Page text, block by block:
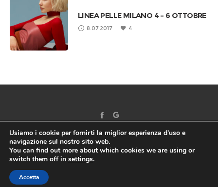
LINEA PELLE MILANO 4 – 6 OTTOBRE
8.07.2017 4
©2017 EUROTRE SRL - All right reserved | VAT: 02115780641 |
Usiamo i cookie per fornirti la miglior esperienza d'uso e
navigazione sul nostro sito web.
You can find out more about which cookies we are using or
switch them off in settings.
Accetta